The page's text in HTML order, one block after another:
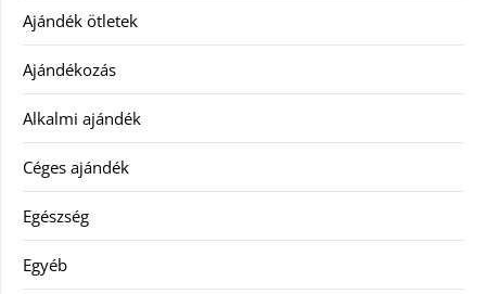
Ajándék ötletek
Ajándékozás
Alkalmi ajándék
Céges ajándék
Egészség
Egyéb